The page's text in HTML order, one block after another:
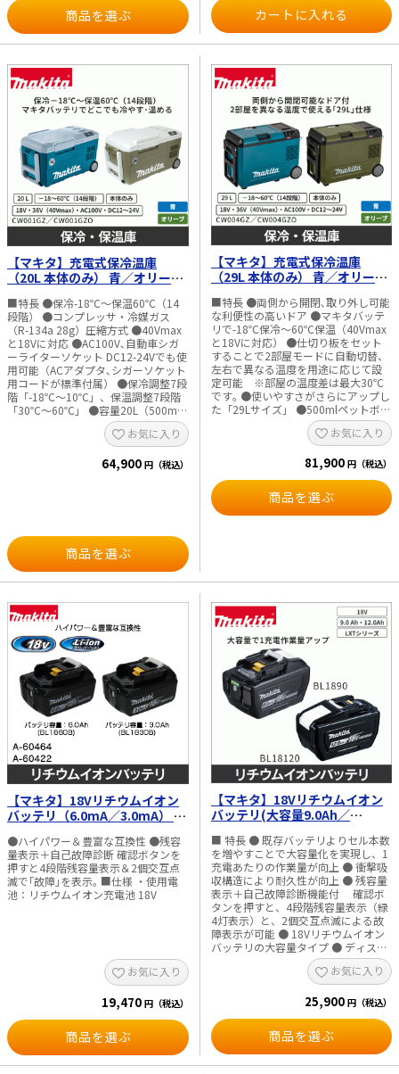
時間20分 ・標準付属品：ダストバッ
グ、ノズル ・使用可能バッテリ：
BL1830B など（18V） ・対応充電
器：DC18RF など ・本機寸法
210（バッテリ、ノズル装着時） ・質
量（kg）：1.8（バッテリ含む） ※ア
スベスト（石綿）周辺の環境下（除去
作業含む）では使用しないでくださ
商品を選ぶ
風、換気 ・夏場の暑さ対策、空気循
環 ・工場、倉庫の空気循環 ・屋内外
での簡易送風 ・アウトドア、イベン
ト時の送風 ・乾燥作業や湿気対策 ■
速：240m／min ・電源：直流14.4V
／18V、AC100V（※ライトバッテリ
除く） ・風量調整：3段階（強／標準
／弱） ・1充電連続使用時間（目安）
BL1860B-6.0Ah使用時：約3時間35分
（強）、約7時間10分（標準）、約14
時間10分（弱） BL1830B-3.0Ah使用
時：約1時間45分（強）、約3時間35
分（標準）、約7時間5分（弱）
BL1460B-6.0Ah使用時：約2時間40分
（強）、約5時間20分（標準）、約10
時間30分（弱） BL1430B-3.0Ah使用
時：約1時間20分（強）、約2時間40
分（標準）、約5時間15分（弱） ・
標準付属品：ACアダプタ
（TEB00000098） ・対応バッテリ：
BL1415N、BL1430、BL1430B、
BL1440、BL1450、BL1460B、
BL1815N、BL1820B、BL1830、
BL1830B、BL1840、BL1850、
BL1850B、BL1860B ・本機寸法：長
さ261× 幅439× 高さ602mm ・質
量：3.8kg（バッテリ除く） ※写真の
バッテリ・充電器等は別売です。 ※
ライトバッテリは使用できません。
※連続使用時間は参考値であり、バ
ッテリの充電状態や作業条件により
【マキタ】充電式保冷温庫
（20L 本体のみ） 青／オリーブ
■特長 ●保冷-18℃～保温60℃（14
段階） ●コンプレッサ・冷媒ガス
（R-134a 28g）圧縮方式 ●40Vmax
と18Vに対応 ●AC100V､自動車シガ
ーライターソケット DC12-24Vでも使
用可能（ACアダプタ､シガーソケット
用コードが標準付属） ●保冷調整7段
階「-18℃～10℃」、保温調整7段階
「30℃～60℃」 ●容量20L（500mL
ペットボトルは20本､2Lペットボトル
は4本まで収納可能） ●防水保護等級
IPX4（バッテリ使用時） ●USB機器
充電可能 ●キャスタで持ち運びラク
DC12～24V使用） ・保冷剤や飲料の
冷凍、保冷 ・コーキング剤の保温等
■仕様 ・内容積（L）：20 ・能
力：-18℃～60℃に設定可能 ・冷却方
134a、28g）圧縮方式 ・温蔵方式：
ワイヤヒータ加熱方式 ・感電保護ク
ラス：ClassⅢ ・断熱材（発砲ガ
ス）：ポリウレタンフォーム（シクロ
ペンタン） ・電源（V） ※40Vmax
は満充電時のバッテリ電圧を表してい
ます。（ライトバッテリ除く） 直
流：36（40Vmax） 直流：18 AC：
100 自動車シガーライターソケット：
DC12～24V ・1充電連続使用時間
（目安） ※庫内が設定温度に達して
からの測定時間です。数値は参考値で
す。バッテリの充電状態や作業条件に
よって異なります。 【40Vmax、
BL4050F-5.0Ah×2本使用時】
-18℃：約10時間 5℃：約28時間 ※
外気温30℃ 60℃：約8時間30分 ※
外気温0℃ 【18V、BL1860B-
6.0Ah×2本使用時】 -18℃：約6時間
30分 5℃：約17時間30分 ※外気温
30℃ 60℃：約5時間30分 ※外気温
0℃ ・USB出力端子数：1 ・出力電
圧、出力電流 USB-C端子：直流2.4A
（mm）：長さ323×幅240×高さ
261 ・質量（kg）：16.1
※BL4050F×2本装着時 ・防じん・防
水性能：IPX4（バッテリ使用時） ・
推奨バッテリ：BL4020、BL4025、
BL4040、BL4040F、BL4050F、
BL4080F、BL4080H ※メーカー基
準 ・標準付属品：ショルダーベル
ト、ACアダプタ、シガーソケット用
お気に入り
64,900 円（税込）
商品を選ぶ
【マキタ】充電式保冷温庫
（29L 本体のみ） 青／オリーブ
■特長 ●両側から開閉､取り外し可能
な利便性の高いドア ●マキタバッテ
リで-18℃保冷～60℃保温（40Vmax
と18Vに対応） ●仕切り板をセット
することで2部屋モードに自動切替、
左右で異なる温度を用途に応じて設
定可能 ※部屋の温度差は最大30℃
です｡ ●使いやすさがさらにアップし
た「29Lサイズ」 ●500mlペットボト
ルは約30本、2Lペットボトルは6本ま
で収納可能 ※ペットボトルのサイ
ズにより収納本数は異なります｡ ●収
納に便利な各種付属品 ●庫内掃除後
持ち手部分にごみ袋を引っ掛け可能
なごみ袋用フック付 ●キャリーハン
ドル付（運搬しやすい角度で固定可
階温度設定 ●防水保護等級IPX4（バ
●USB機器充電可能 ■ 用途 ・作業現
場での飲料の保冷、保温 ・アウトド
ア、キャンプでの保冷、保温 ・
AC100V、シガーソケット（DC12～
24V）使用時の車内での保冷、保温
・保冷剤や飲料の冷凍、保冷 ・コー
キング剤の保温等 ※新品未開封､且
つコーキング剤メーカーの推奨保管
温度内に限る ■ 仕様 ・内容積
（L）：29 ・能力：-18℃～60℃に設
定可能 ・冷却方式：コンプレッサ、
冷媒ガス（R-134a、33g）圧縮方式
・温蔵方式：ワイヤヒータ加熱方式
・感電保護クラス：ClassⅢ ・断熱材
（発砲ガス）：ポリウレタンフォー
ム（シクロペンタン） ・電源（V）
直流：36（40Vmax） 直流：18 AC：
100 自動車シガーライターソケッ
ト：DC12～24V ※40Vmaxは満充
電時のバッテリ電圧を表しています。
（ライトバッテリ除く） ・1充電連続
使用時間（目安） ※庫内が設定温
度に達してからの測定時間です。数値
は参考値です。バッテリの充電状態や
作業条件によって異なります。
【40Vmax、BL4050F-5.0Ah×2本使
用時】 -18℃：約12時間30分 5℃：約
30時間 2部屋モード（-18℃設定
（左）、5℃設定（右）時）：約11時
間 ※外気温30℃ 60℃：約11時間50
分 ※外気温0℃ 【18V、BL1860B-
6.0Ah×2本使用時】 -18℃：約7時間
5℃：約17時間 2部屋モード（-18℃
設定（左）、5℃設定（右）時）：約
8時間 ※外気温30℃ 60℃：約6時
お気に入り
81,900 円（税込）
商品を選ぶ
【マキタ】18Vリチウムイオン
バッテリ（6.0mA／3.0mA） A-
60442（BL1830B）
●ハイパワー＆豊富な互換性 ●残容
量表示＋自己故障診断 確認ボタンを
押すと4段階残容量表示＆2個交互点
滅で｢故障｣を表示｡ ■仕様 ・使用電
池：リチウムイオン充電池 18V
お気に入り
19,470 円（税込）
商品を選ぶ
【マキタ】18Vリチウムイオン
バッテリ(大容量9.0Ah／
■ 特長 ● 既存バッテリよりセル本数
を増やすことで大容量化を実現し、1
充電あたりの作業量が向上 ● 衝撃吸
収構造により耐久性が向上 ● 残容量
表示＋自己故障診断機能付 確認ボ
タンを押すと、4段階残容量表示（緑
4灯表示）と、2個交互点滅による故
障表示が可能 ● 18Vリチウムイオン
バッテリの大容量タイプ ● ディスク
グラインダ・切断機・ブロワなどに
■ 仕様 ・種類：リチウムイオンバッ
テリ ・電源：18V ・対応シリーズ：
お気に入り
25,900 円（税込）
商品を選ぶ